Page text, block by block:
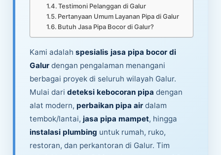
Testimoni Pelanggan di Galur
Pertanyaan Umum Layanan Pipa di Galur
Butuh Jasa Pipa Bocor di Galur?
Kami adalah spesialis jasa pipa bocor di
Galurdengan pengalaman menangani
berbagai proyek di seluruh wilayah Galur.
Mulai dari deteksi kebocoran pipa dengan
alat modern, perbaikan pipa airdalam
tembok/lantai, jasa pipa mampet, hingga
instalasi plumbing untuk rumah, ruko,
restoran, dan perkantoran di Galur. Tim